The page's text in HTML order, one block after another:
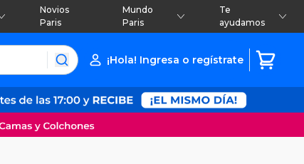
Novios
Paris
Mundo
Paris
Te
ayudamos
¡Hola! Ingresa o regístrate